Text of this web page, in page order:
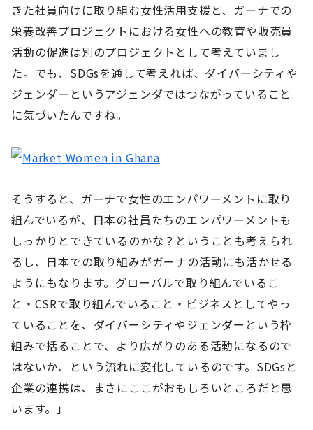
きた社員向けに取り組む女性活用支援と、ガーナでの
栄養改善プロジェクトにおける女性への教育や販売員
活動の促進は別のプロジェクトとして考えていまし
た。でも、SDGsを通して考えれば、ダイバーシティや
ジェンダーというアジェンダではつながっていること
に気づいたんですね。
そうすると、ガーナで女性のエンパワーメントに取り
組んでいるが、日本の社員たちのエンパワーメントも
しっかりとできているのかな？ということも考えられ
るし、日本での取り組みがガーナの活動にも活かせる
ようにもなります。グローバルで取り組んでいるこ
と・CSRで取り組んでいること・ビジネスとしてやっ
ていることを、ダイバーシティやジェンダーという枠
組みで括ることで、より広がりのある活動になるので
はないか、という流れに変化しているのです。SDGsと
企業の連携は、まさにここがおもしろいところだと思
います。」